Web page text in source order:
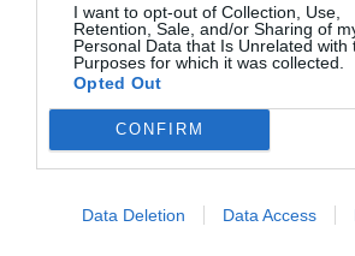
I want to opt-out of Collection, Use,
Retention, Sale, and/or Sharing of
Personal Data that Is Unrelated with
Purposes for which it was collected.
Opted Out
CONFIRM
Data Deletion Data Access